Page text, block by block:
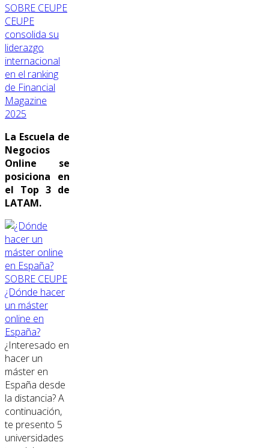
SOBRE CEUPE
CEUPE
consolida su
liderazgo
internacional
en el ranking
de Financial
Magazine
2025
La Escuela de
Negocios
Online se
posiciona en
el Top 3 de
LATAM.
SOBRE CEUPE
¿Dónde hacer
un máster
online en
España?
¿Interesado en
hacer un
máster en
España desde
la distancia? A
continuación,
te presento 5
universidades